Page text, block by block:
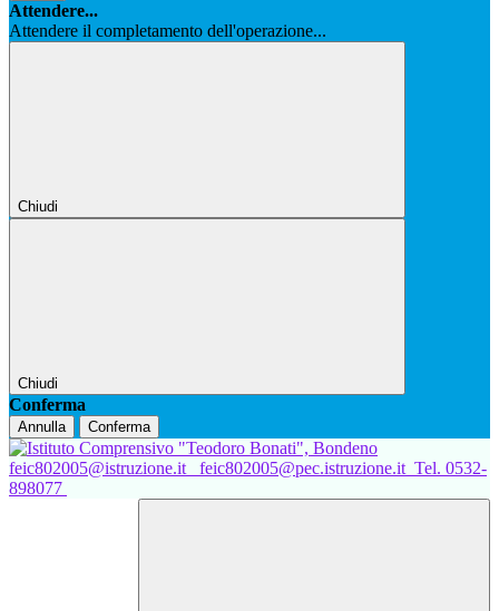
Attendere...
Attendere il completamento dell'operazione...
Chiudi
Chiudi
Conferma
Annulla Conferma
feic802005@istruzione.it feic802005@pec.istruzione.it Tel. 0532-
898077